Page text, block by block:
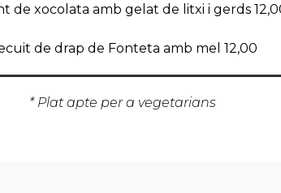
de xocolata amb gelat de litxi i gerds
de drap de Fonteta amb mel 12,00
* Plat apte per a vegetarians